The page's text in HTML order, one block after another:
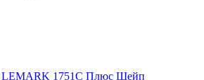
LEMARK 1751C Плюс Шейп